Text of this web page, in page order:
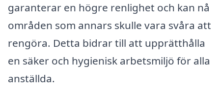
garanterar en högre renlighet och kan nå
områden som annars skulle vara svåra att
rengöra. Detta bidrar till att upprätthålla
en säker och hygienisk arbetsmiljö för alla
anställda.